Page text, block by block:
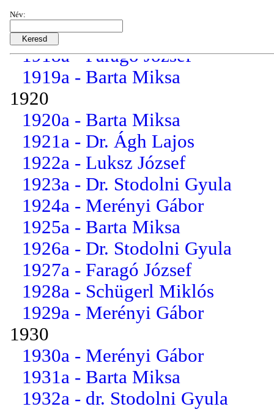
Név:1916a - Barta Miksa
1917a - Horvát Rezső
1918a - Faragó József
1919a - Barta Miksa
1920
1920a - Barta Miksa
1921a - Dr. Ágh Lajos
1922a - Luksz József
1923a - Dr. Stodolni Gyula
1924a - Merényi Gábor
1925a - Barta Miksa
1926a - Dr. Stodolni Gyula
1927a - Faragó József
1928a - Schügerl Miklós
1929a - Merényi Gábor
1930
1930a - Merényi Gábor
1931a - Barta Miksa
1932a - dr. Stodolni Gyula